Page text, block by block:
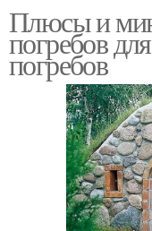
Плюсы и
погребов
погребов